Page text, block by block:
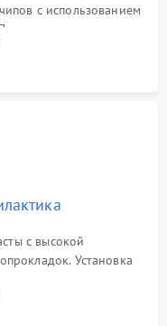
с использованием
микросхемы
портов USB
с высокой
Установка
Предварительная